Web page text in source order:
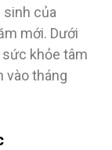
sinh của
mới. Dưới
khỏe tâm
vào tháng